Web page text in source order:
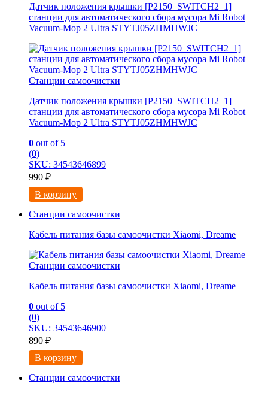
Датчик положения крышки [P2150_SWITCH2_1]
станции для автоматического сбора мусора Mi Robot
Vacuum-Mop 2 Ultra STYTJ05ZHMHWJC
Станции самоочистки
Датчик положения крышки [P2150_SWITCH2_1]
станции для автоматического сбора мусора Mi Robot
Vacuum-Mop 2 Ultra STYTJ05ZHMHWJC
0 out of 5
(0)
SKU: 34543646899
990 ₽
В корзину
Станции самоочистки
Кабель питания базы самоочистки Xiaomi, Dreame
Станции самоочистки
Кабель питания базы самоочистки Xiaomi, Dreame
0 out of 5
(0)
SKU: 34543646900
890 ₽
В корзину
Станции самоочистки